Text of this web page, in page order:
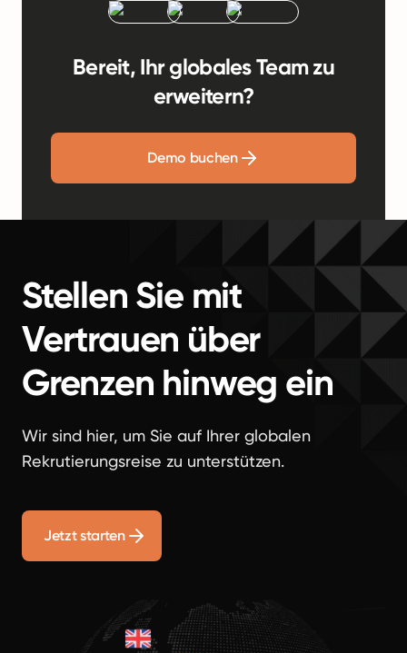
Bereit, Ihr globales Team zu
erweitern?
Demo buchen
Stellen Sie mit
Vertrauen über
Grenzen hinweg ein
Wir sind hier, um Sie auf Ihrer globalen
Rekrutierungsreise zu unterstützen.
Jetzt starten